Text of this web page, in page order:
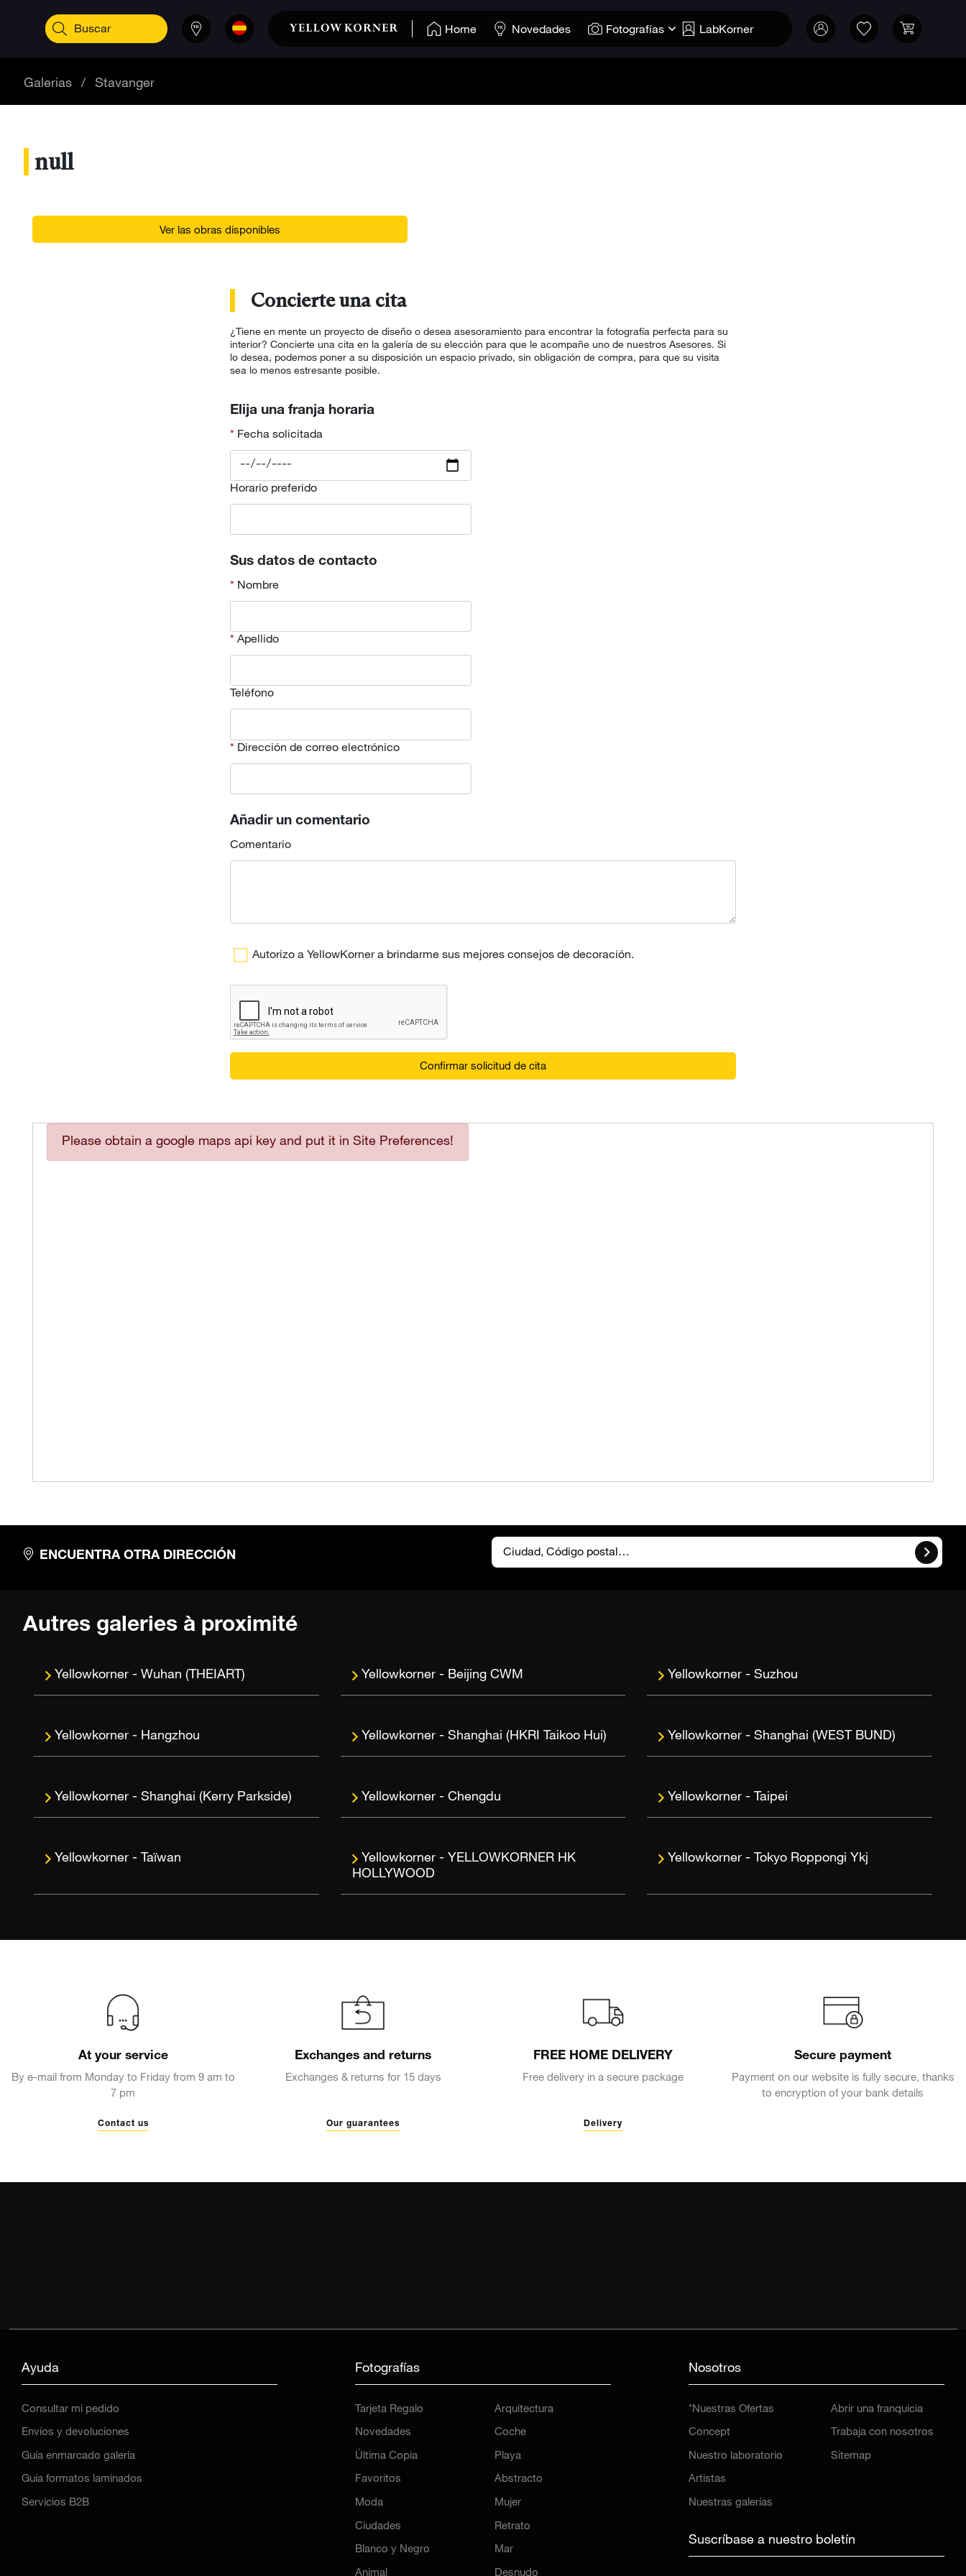
Home Novedades Fotografías LabKorner
Galerias / Stavanger
null
Ver las obras disponibles
Concierte una cita
¿Tiene en mente un proyecto de diseño o desea asesoramiento para encontrar la fotografía perfecta para su
interior? Concierte una cita en la galería de su elección para que le acompañe uno de nuestros Asesores. Si
lo desea, podemos poner a su disposición un espacio privado, sin obligación de compra, para que su visita
sea lo menos estresante posible.
Elija una franja horaria
Fecha solicitada
Horario preferido
Sus datos de contacto
Nombre
Apellido
Teléfono
Dirección de correo electrónico
Añadir un comentario
Comentario
Autorizo a YellowKorner a brindarme sus mejores consejos de decoración.
Confirmar solicitud de cita
Please obtain a google maps api key and put it in Site Preferences!
ENCUENTRA OTRA DIRECCIÓN
Autres galeries à proximité
Wuhan (THEIART) Beijing CWM Suzhou
Hangzhou Shanghai (HKRI Taikoo Hui) Shanghai (WEST BUND)
Shanghai (Kerry Parkside) Chengdu Taipei
Taïwan
YELLOWKORNER HK
HOLLYWOOD
Tokyo Roppongi Ykj
At your service
By e-mail from Monday to Friday from 9 am to
7 pm
Contact us
Exchanges and returns
Exchanges & returns for 15 days
Our guarantees
FREE HOME DELIVERY
Free delivery in a secure package
Delivery
Secure payment
Payment on our website is fully secure, thanks
to encryption of your bank details
Ayuda
Consultar mi pedido
Envíos y devoluciones
Guía enmarcado galería
Guía formatos laminados
Servicios B2B
Fotografías
Tarjeta Regalo
Novedades
Última Copia
Favoritos
Moda
Ciudades
Blanco y Negro
Animal
Arquitectura
Coche
Playa
Abstracto
Mujer
Retrato
Mar
Desnudo
Nosotros
*Nuestras Ofertas
Concept
Nuestro laboratorio
Artistas
Nuestras galerías
Abrir una franquicia
Trabaja con nosotros
Sitemap
Suscríbase a nuestro boletín